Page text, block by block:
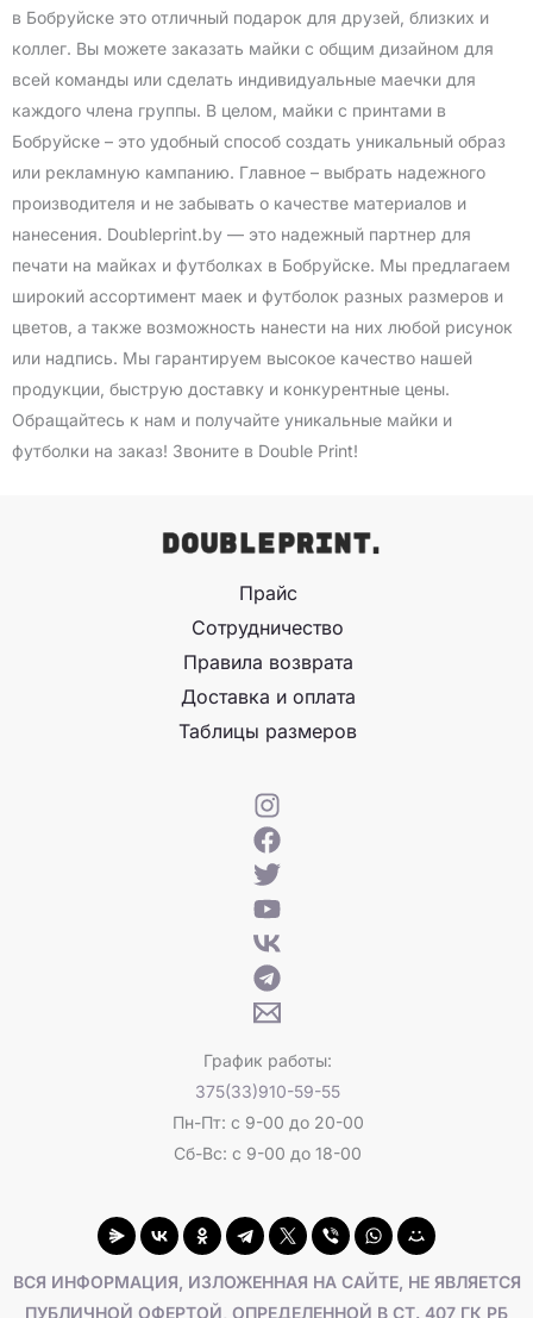
в Бобруйске это отличный подарок для друзей, близких и
коллег. Вы можете заказать майки с общим дизайном для
всей команды или сделать индивидуальные маечки для
каждого члена группы. В целом, майки с принтами в
Бобруйске – это удобный способ создать уникальный образ
или рекламную кампанию. Главное – выбрать надежного
производителя и не забывать о качестве материалов и
нанесения. Doubleprint.by — это надежный партнер для
печати на майках и футболках в Бобруйске. Мы предлагаем
широкий ассортимент маек и футболок разных размеров и
цветов, а также возможность нанести на них любой рисунок
или надпись. Мы гарантируем высокое качество нашей
продукции, быструю доставку и конкурентные цены.
Обращайтесь к нам и получайте уникальные майки и
футболки на заказ! Звоните в Double Print!
Прайс
Сотрудничество
Правила возврата
Доставка и оплата
Таблицы размеров
График работы:
375(33)910-59-55
Пн-Пт: с 9-00 до 20-00
Сб-Вс: с 9-00 до 18-00
ВСЯ ИНФОРМАЦИЯ, ИЗЛОЖЕННАЯ НА САЙТЕ, НЕ ЯВЛЯЕТСЯ
ПУБЛИЧНОЙ ОФЕРТОЙ, ОПРЕДЕЛЕННОЙ В СТ. 407 ГК РБ